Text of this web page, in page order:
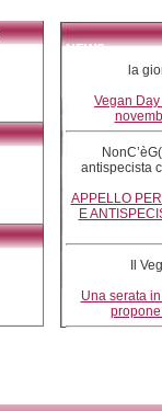
NEWS
la
Vegan
antispecista
APPELLO
E
Il
Una serata